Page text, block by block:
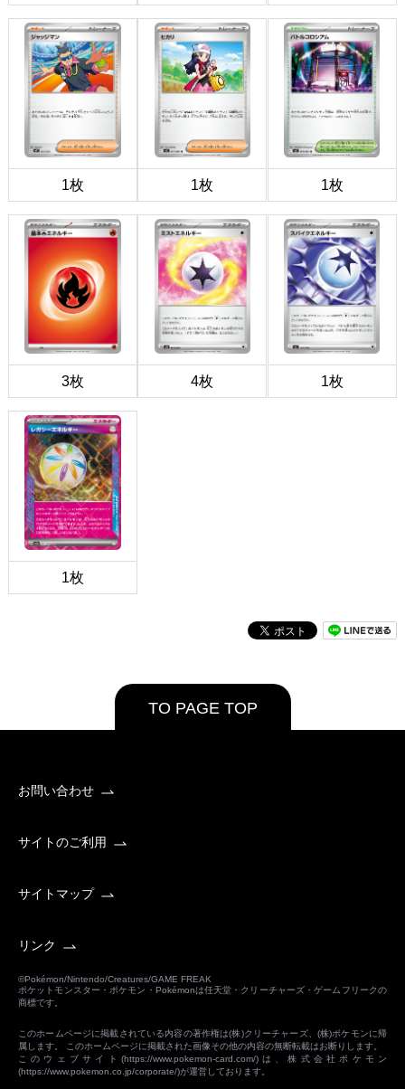
1枚 1枚 1枚
3枚 4枚 1枚
1枚
TO PAGE TOP
お問い合わせ
サイトのご利用
サイトマップ
リンク
©Pokémon/Nintendo/Creatures/GAME FREAK
ポケットモンスター・ポケモン・Pokémonは任天堂・クリーチャーズ・ゲームフリークの
商標です。
このホームページに掲載されている内容の著作権は(株)クリーチャーズ、(株)ポケモンに帰
属します。 このホームページに掲載された画像その他の内容の無断転載はお断りします。
このウェブサイト(https://www.pokemon-card.com/)は、株式会社ポケモン
(https://www.pokemon.co.jp/corporate/)が運営しております。